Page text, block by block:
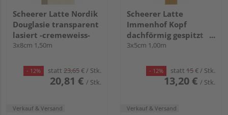
Scheerer Latte Nordik
Douglasie transparent
lasiert -cremeweiss-
3x8cm 1,50m
- 12% statt 23,65€ / Stk.
20,81 € / Stk.
Verkauf & Versand
Scheerer Latte
Immenhof Kopf
dachförmig gespitzt
transparent lasiert -
3x5cm 1,00m
- 12% statt 15€ / Stk.
13,20 € / Stk.
Verkauf & Versand